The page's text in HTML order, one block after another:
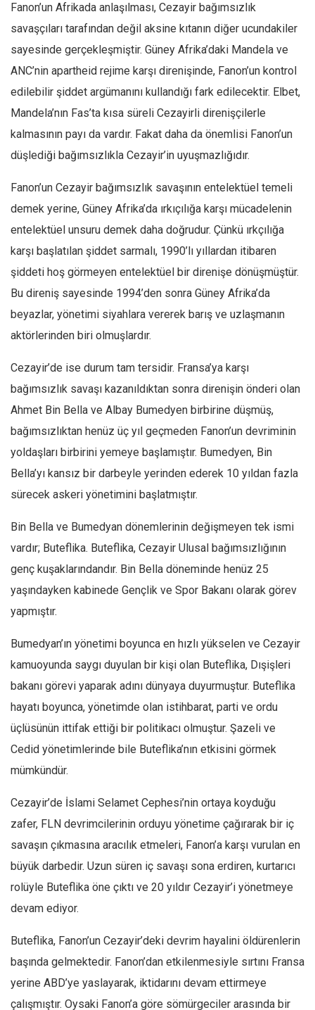
Kitap
Karisi kitap sualleri
7 soruda bu hafta
Sağlık
Siyaset
Dünya
Avrupa
Asya
Afrika
İslam Dünyası
Amerika
Avustralya
Tarih
Düşünce
Dosyalar
Fanon’un Afrikada anlaşılması, Cezayir bağımsızlık
savaşçıları tarafından değil aksine kıtanın diğer ucundakiler
sayesinde gerçekleşmiştir. Güney Afrika’daki Mandela ve
ANC’nin apartheid rejime karşı direnişinde, Fanon’un kontrol
edilebilir şiddet argümanını kullandığı fark edilecektir. Elbet,
Mandela’nın Fas’ta kısa süreli Cezayirli direnişçilerle
kalmasının payı da vardır. Fakat daha da önemlisi Fanon’un
düşlediği bağımsızlıkla Cezayir’in uyuşmazlığıdır.
Fanon’un Cezayir bağımsızlık savaşının entelektüel temeli
demek yerine, Güney Afrika’da ırkıçılığa karşı mücadelenin
entelektüel unsuru demek daha doğrudur. Çünkü ırkçılığa
karşı başlatılan şiddet sarmalı, 1990’lı yıllardan itibaren
şiddeti hoş görmeyen entelektüel bir direnişe dönüşmüştür.
Bu direniş sayesinde 1994’den sonra Güney Afrika’da
beyazlar, yönetimi siyahlara vererek barış ve uzlaşmanın
aktörlerinden biri olmuşlardır.
Cezayir’de ise durum tam tersidir. Fransa’ya karşı
bağımsızlık savaşı kazanıldıktan sonra direnişin önderi olan
Ahmet Bin Bella ve Albay Bumedyen birbirine düşmüş,
bağımsızlıktan henüz üç yıl geçmeden Fanon’un devriminin
yoldaşları birbirini yemeye başlamıştır. Bumedyen, Bin
Bella’yı kansız bir darbeyle yerinden ederek 10 yıldan fazla
sürecek askeri yönetimini başlatmıştır.
Bin Bella ve Bumedyan dönemlerinin değişmeyen tek ismi
vardır; Buteflika. Buteflika, Cezayir Ulusal bağımsızlığının
genç kuşaklarındandır. Bin Bella döneminde henüz 25
yaşındayken kabinede Gençlik ve Spor Bakanı olarak görev
yapmıştır.
Bumedyan’ın yönetimi boyunca en hızlı yükselen ve Cezayir
kamuoyunda saygı duyulan bir kişi olan Buteflika, Dışişleri
bakanı görevi yaparak adını dünyaya duyurmuştur. Buteflika
hayatı boyunca, yönetimde olan istihbarat, parti ve ordu
üçlüsünün ittifak ettiği bir politikacı olmuştur. Şazeli ve
Cedid yönetimlerinde bile Buteflika’nın etkisini görmek
mümkündür.
Cezayir’de İslami Selamet Cephesi’nin ortaya koyduğu
zafer, FLN devrimcilerinin orduyu yönetime çağırarak bir iç
savaşın çıkmasına aracılık etmeleri, Fanon’a karşı vurulan en
büyük darbedir. Uzun süren iç savaşı sona erdiren, kurtarıcı
rolüyle Buteflika öne çıktı ve 20 yıldır Cezayir’i yönetmeye
devam ediyor.
Buteflika, Fanon’un Cezayir’deki devrim hayalini öldürenlerin
başında gelmektedir. Fanon’dan etkilenmesiyle sırtını Fransa
yerine ABD’ye yaslayarak, iktidarını devam ettirmeye
çalışmıştır. Oysaki Fanon’a göre sömürgeciler arasında bir